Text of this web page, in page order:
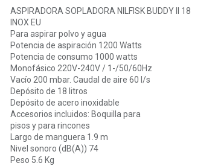
ASPIRADORA SOPLADORA NILFISK BUDDY II 18
INOX EU
Para aspirar polvo y agua
Potencia de aspiración 1200 Watts
Potencia de consumo 1000 watts
Monofásico 220V-240V / 1-/50/60Hz
Vacío 200 mbar. Caudal de aire 60 l/s
Depósito de 18 litros
Depósito de acero inoxidable
Accesorios incluidos: Boquilla para
pisos y para rincones
Largo de manguera 1.9 m
Nivel sonoro (dB(A)) 74
Peso 5.6 Kg